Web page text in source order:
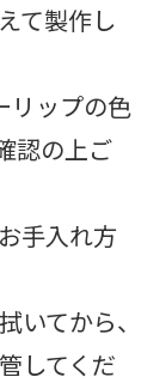
て製作し
リップの色
認の上ご
手入れ方
いてから、
してくだ